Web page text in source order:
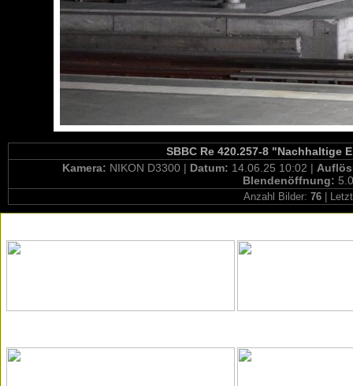
SBBC Re 420.257-8 "Nachhaltige
Kamera: NIKON D3300 | Datum: 14.06.25 10:02 |
Blendenöffnung:
Anzahl Bilder: 76 |